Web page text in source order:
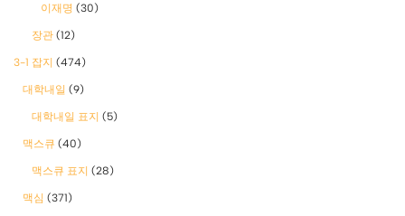
이재명 (30)
장관 (12)
3-1 잡지 (474)
대학내일 (9)
대학내일 표지 (5)
맥스큐 (40)
맥스큐 표지 (28)
맥심 (371)